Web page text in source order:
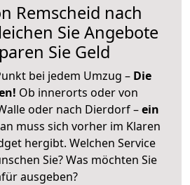
Remscheid nach
Sie Angebote
Sie Geld
bei jedem Umzug – Die
Ob innerorts oder von
oder nach Dierdorf –ein
muss sich vorher im Klaren
hergibt. Welchen Service
Sie? Was möchten Sie
ausgeben?